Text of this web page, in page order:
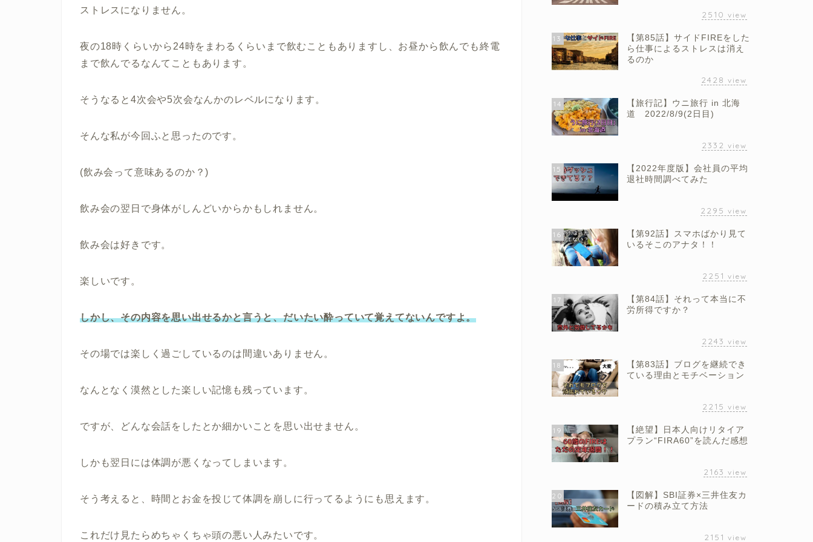
ストレスになりません。
夜の18時くらいから24時をまわるくらいまで飲むこともありますし、お昼から飲んでも終電
まで飲んでるなんてこともあります。
そうなると4次会や5次会なんかのレベルになります。
そんな私が今回ふと思ったのです。
(飲み会って意味あるのか？)
飲み会の翌日で身体がしんどいからかもしれません。
飲み会は好きです。
楽しいです。
しかし、その内容を思い出せるかと言うと、だいたい酔っていて覚えてないんですよ。
その場では楽しく過ごしているのは間違いありません。
なんとなく漠然とした楽しい記憶も残っています。
ですが、どんな会話をしたとか細かいことを思い出せません。
しかも翌日には体調が悪くなってしまいます。
そう考えると、時間とお金を投じて体調を崩しに行ってるようにも思えます。
これだけ見たらめちゃくちゃ頭の悪い人みたいです。
2510 view
13
【第85話】サイドFIREをした
ら仕事によるストレスは消え
るのか
2428 view
14
【旅行記】ウニ旅行 in 北海
道 2022/8/9(2日目)
2332 view
15
【2022年度版】会社員の平均
退社時間調べてみた
2295 view
16
【第92話】スマホばかり見て
いるそこのアナタ！！
2251 view
17
【第84話】それって本当に不
労所得ですか？
2243 view
18
【第83話】ブログを継続でき
ている理由とモチベーション
2215 view
19
【絶望】日本人向けリタイア
プラン“FIRA60”を読んだ感想
2163 view
20
【図解】SBI証券×三井住友カ
ードの積み立て方法
2151 view